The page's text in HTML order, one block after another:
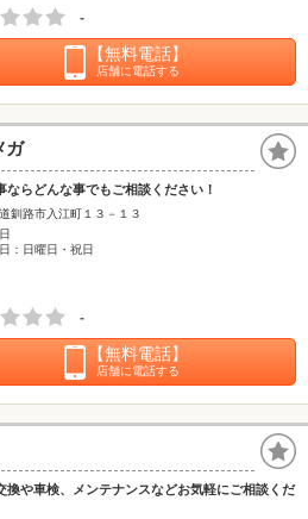
-
【無料電話】
店舗に電話する
ガ
ならどんな事でもご相談ください！
釧路市入江町１３－１３
：日曜日・祝日
-
【無料電話】
店舗に電話する
換や車検、メンテナンスなどお気軽にご相談くだ